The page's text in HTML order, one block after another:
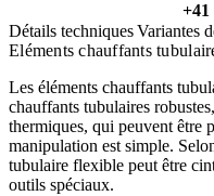
+41
Détails techniquesVariantes
Eléments chauffants
Les éléments chauffants
chauffants tubulaires
thermiques, qui peuvent être
manipulation est simple.
tubulaire flexible peut être
outils spéciaux.